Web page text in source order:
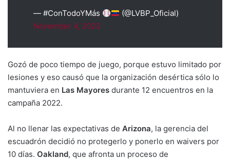
— #ConTodoYMás
(@LVBP_Oficial)
November 4, 2022
Gozó de poco tiempo de juego, porque estuvo limitado por
lesiones y eso causó que la organización desértica sólo lo
mantuviera en Las Mayores durante 12 encuentros en la
campaña 2022.
Al no llenar las expectativas de Arizona, la gerencia del
escuadrón decidió no protegerlo y ponerlo en waivers por
10 días. Oakland, que afronta un proceso de